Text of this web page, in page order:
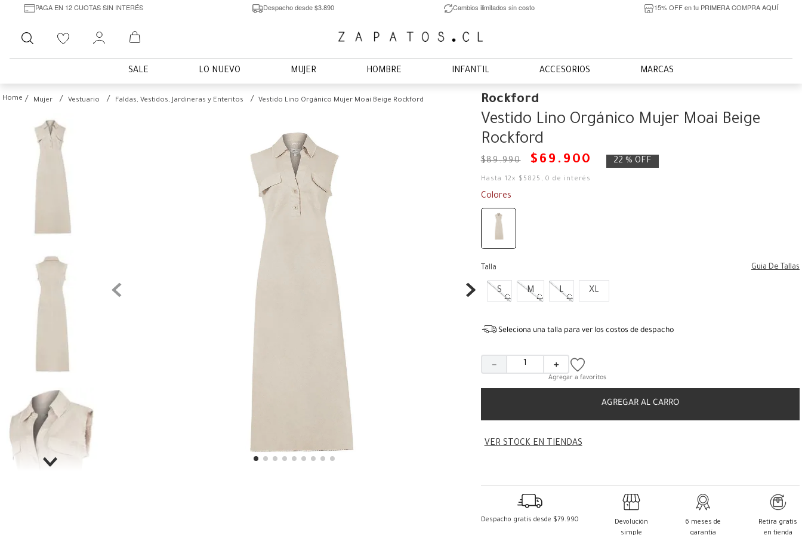
PAGA EN 12 CUOTAS SIN INTERÉS Despacho desde $3.890 Cambios ilimitados sin costo 15% OFF en tu PRIMERA COMPRA AQUÍ
Buscar
SALE LO NUEVO MUJER HOMBRE INFANTIL ACCESORIOS MARCAS
Mujer Vestuario Faldas, Vestidos, Jardineras y Enteritos Vestido Lino Orgánico Mujer Moai Beige Rockford Rockford
Vestido Lino Orgánico Mujer Moai Beige
Rockford
$89.990 $ 69 . 900 22 % OFF
Hasta 12x $ 5825 ,0 de interés
Colores
Talla Guia De Tallas
S M L XL
Seleciona una talla para ver los costos de despacho
＋
－
AGREGAR AL CARRO
VER STOCK EN TIENDAS
Despacho gratis desde $79.990
Devolución
simple
6 meses de
garantía
Retira gratis
en tienda